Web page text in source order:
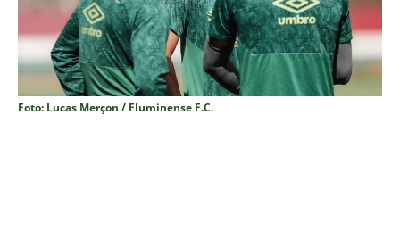
Foto: Lucas Merçon / Fluminense F.C.